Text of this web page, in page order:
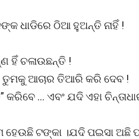
ଧାଡିରେ ଠିଆ ହୁଅନ୍ତି ନାହିଁ !
ହିଁ ଚଳାଉଛନ୍ତି !
ତୁମକୁ ଆଚାର ତିଆରି କରି ଦେବ !
… ଏବଂ ଯଦି ଏହା
ହେଉଛି ଟଙ୍କା ।ଯଦି ପଇସା